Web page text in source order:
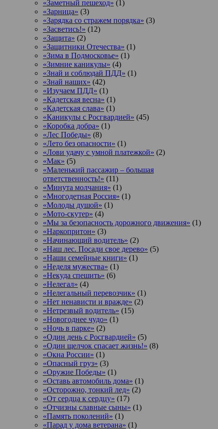
«Заметный пешеход» (1)
«Зарница» (3)
«Зарядка со стражем порядка» (3)
«Засветись!» (12)
«Защита» (2)
«Защитники Отечества» (1)
«Зима в Подмосковье» (1)
«Зимние каникулы» (4)
«Знай и соблюдай ПДД» (1)
«Знай наших» (42)
«Изучаем ПДД» (1)
«Кадетская весна» (1)
«Кадетская слава» (1)
«Каникулы с Росгвардией» (45)
«Коробка добра» (1)
«Лес Победы» (8)
«Лето без опасности» (1)
«Лови удачу с умной платежкой» (2)
«Мак» (5)
«Маленький пассажир – большая
ответственность!» (11)
«Минута молчания» (1)
«Многодетная Россия» (1)
«Молоды душой» (1)
«Мото-скутер» (4)
«Мы за безопасность дорожного движения» (1)
«Наркопритон» (3)
«Начинающий водитель» (2)
«Наш лес. Посади свое дерево» (5)
«Наши семейные книги» (1)
«Неделя мужества» (1)
«Некуда спешить» (6)
«Нелегал» (4)
«Нелегальный перевозчик» (1)
«Нет ненависти и вражде» (2)
«Нетрезвый водитель» (15)
«Новогоднее чудо» (1)
«Ночь в парке» (2)
«Один день с Росгвардией» (5)
«Один щелчок спасает жизнь!» (8)
«Окна России» (1)
«Опасный груз» (3)
«Оружие Победы» (1)
«Оставь автомобиль дома» (1)
«Осторожно, тонкий лед» (2)
«От сердца к сердцу» (17)
«Отчизны славные сыны» (1)
«Память поколений» (1)
«Парад у дома ветерана» (1)